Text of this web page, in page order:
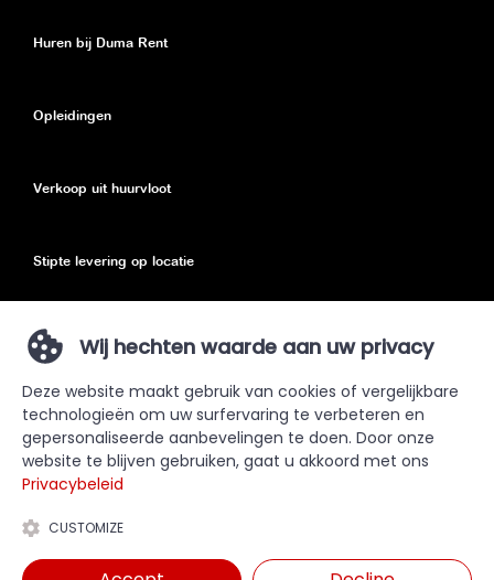
Huren bij Duma Rent
Opleidingen
Verkoop uit huurvloot
Stipte levering op locatie
Eco toeslag
Privacy Policy
Sitemap
Wij hechten waarde aan uw privacy
Deze website maakt gebruik van cookies of vergelijkbare
technologieën om uw surfervaring te verbeteren en
gepersonaliseerde aanbevelingen te doen. Door onze
website te blijven gebruiken, gaat u akkoord met ons
Privacybeleid
CUSTOMIZE